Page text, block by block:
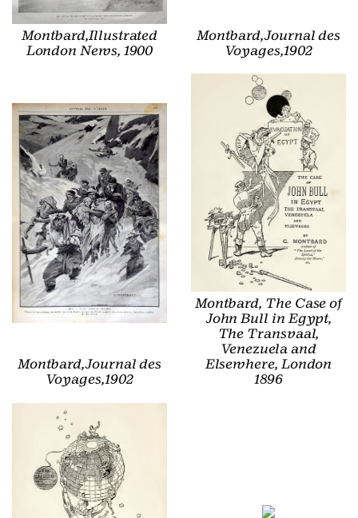
Montbard,Illustrated
London News, 1900
Montbard,Journal des
Voyages,1902
Montbard,Journal des
Voyages,1902
Montbard, The Case of
John Bull in Egypt,
The Transvaal,
Venezuela and
Elsewhere, London
1896